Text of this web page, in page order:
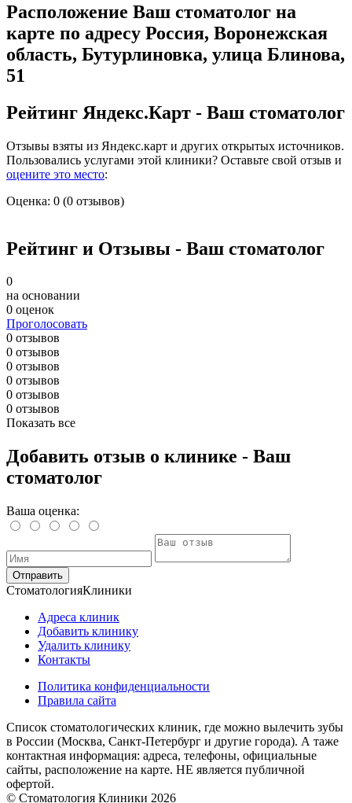
Расположение Ваш стоматолог на
карте по адресу Россия, Воронежская
область, Бутурлиновка, улица Блинова,
51
Рейтинг Яндекс.Карт - Ваш стоматолог
Отзывы взяты из Яндекс.карт и других открытых источников.
Пользовались услугами этой клиники? Оставьте свой отзыв и
оцените это место:
Оценка: 0 (0 отзывов)
Рейтинг и Отзывы - Ваш стоматолог
0
на основании
0 оценок
Проголосовать
0 отзывов
0 отзывов
0 отзывов
0 отзывов
0 отзывов
0 отзывов
Показать все
Добавить отзыв о клинике - Ваш
стоматолог
Ваша оценка:
Отправить
СтоматологияКлиники
Адреса клиник
Добавить клинику
Удалить клинику
Контакты
Политика конфиденциальности
Правила сайта
Список стоматологических клиник, где можно вылечить зубы
в России (Москва, Санкт-Петербург и другие города). А таже
контактная информация: адреса, телефоны, официальные
сайты, расположение на карте. НЕ является публичной
офертой.
© Стоматология Клиники 2026